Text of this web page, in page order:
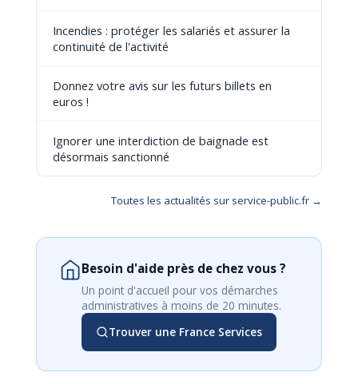
Incendies : protéger les salariés et assurer la
continuité de l'activité
Donnez votre avis sur les futurs billets en
euros !
Ignorer une interdiction de baignade est
désormais sanctionné
Toutes les actualités sur service-public.fr →
Besoin d'aide près de chez vous ?
Un point d'accueil pour vos démarches
administratives à moins de 20 minutes.
Trouver une France Services